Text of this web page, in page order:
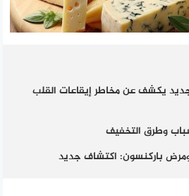
يكشف عن مخاطر إيقاعات القلب
وطرق التخفيف
ومرض باركنسون: اكتشاف جديد